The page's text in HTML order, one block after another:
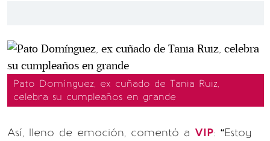
Pato Domínguez, ex cuñado de Tania Ruiz,
celebra su cumpleaños en grande
Así, lleno de emoción, comentó a VIP: “Estoy